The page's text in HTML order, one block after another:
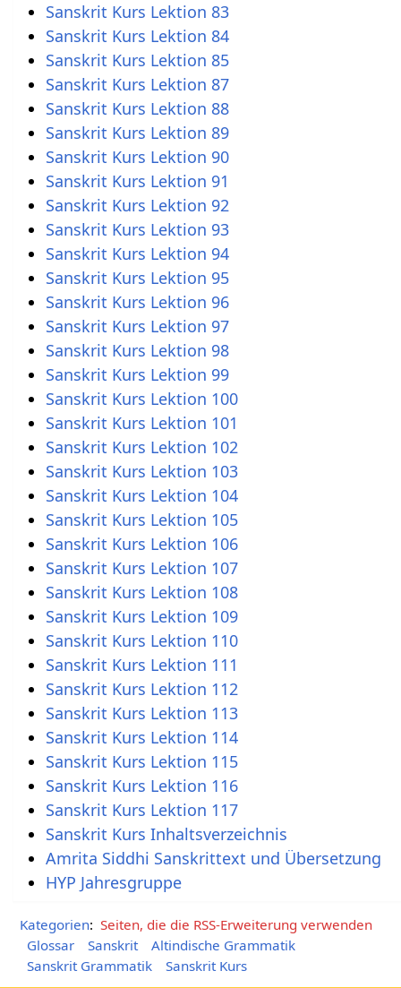
Sanskrit Kurs Lektion 83
Sanskrit Kurs Lektion 84
Sanskrit Kurs Lektion 85
Sanskrit Kurs Lektion 87
Sanskrit Kurs Lektion 88
Sanskrit Kurs Lektion 89
Sanskrit Kurs Lektion 90
Sanskrit Kurs Lektion 91
Sanskrit Kurs Lektion 92
Sanskrit Kurs Lektion 93
Sanskrit Kurs Lektion 94
Sanskrit Kurs Lektion 95
Sanskrit Kurs Lektion 96
Sanskrit Kurs Lektion 97
Sanskrit Kurs Lektion 98
Sanskrit Kurs Lektion 99
Sanskrit Kurs Lektion 100
Sanskrit Kurs Lektion 101
Sanskrit Kurs Lektion 102
Sanskrit Kurs Lektion 103
Sanskrit Kurs Lektion 104
Sanskrit Kurs Lektion 105
Sanskrit Kurs Lektion 106
Sanskrit Kurs Lektion 107
Sanskrit Kurs Lektion 108
Sanskrit Kurs Lektion 109
Sanskrit Kurs Lektion 110
Sanskrit Kurs Lektion 111
Sanskrit Kurs Lektion 112
Sanskrit Kurs Lektion 113
Sanskrit Kurs Lektion 114
Sanskrit Kurs Lektion 115
Sanskrit Kurs Lektion 116
Sanskrit Kurs Lektion 117
Sanskrit Kurs Inhaltsverzeichnis
Amrita Siddhi Sanskrittext und Übersetzung
HYP Jahresgruppe
Kategorien: Seiten, die die RSS-Erweiterung verwenden
Glossar
Sanskrit
Altindische Grammatik
Sanskrit Grammatik
Sanskrit Kurs